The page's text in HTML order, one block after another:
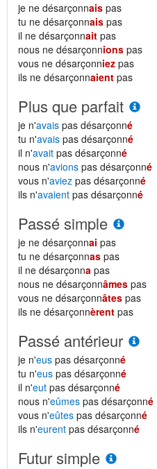
je ne désarçonnais pas
tu ne désarçonnais pas
il ne désarçonnait pas
nous ne désarçonnions pas
vous ne désarçonniez pas
ils ne désarçonnaient pas
Plus que parfait
je n'avais pas désarçonné
tu n'avais pas désarçonné
il n'avait pas désarçonné
nous n'avions pas désarçonné
vous n'aviez pas désarçonné
ils n'avaient pas désarçonné
Passé simple
je ne désarçonnai pas
tu ne désarçonnas pas
il ne désarçonna pas
nous ne désarçonnâmes pas
vous ne désarçonnâtes pas
ils ne désarçonnèrent pas
Passé antérieur
je n'eus pas désarçonné
tu n'eus pas désarçonné
il n'eut pas désarçonné
nous n'eûmes pas désarçonné
vous n'eûtes pas désarçonné
ils n'eurent pas désarçonné
Futur simple